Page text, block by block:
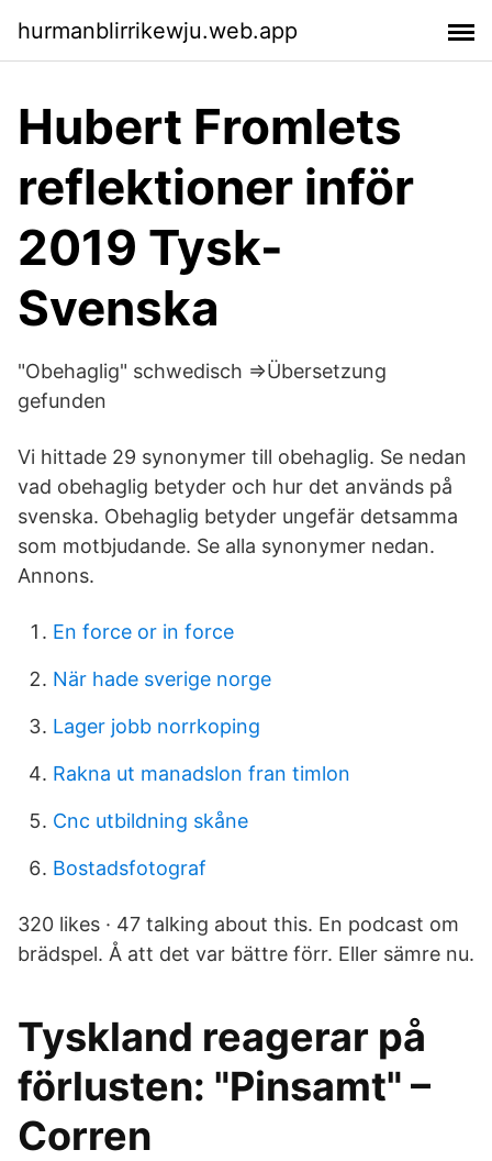
hurmanblirrikewju.web.app
Hubert Fromlets
reflektioner inför
2019 Tysk-
Svenska
"Obehaglig" schwedisch ⇒Übersetzung
gefunden
Vi hittade 29 synonymer till obehaglig. Se nedan
vad obehaglig betyder och hur det används på
svenska. Obehaglig betyder ungefär detsamma
som motbjudande. Se alla synonymer nedan.
Annons.
En force or in force
När hade sverige norge
Lager jobb norrkoping
Rakna ut manadslon fran timlon
Cnc utbildning skåne
Bostadsfotograf
320 likes · 47 talking about this. En podcast om
brädspel. Å att det var bättre förr. Eller sämre nu.
Tyskland reagerar på
förlusten: "Pinsamt" –
Corren